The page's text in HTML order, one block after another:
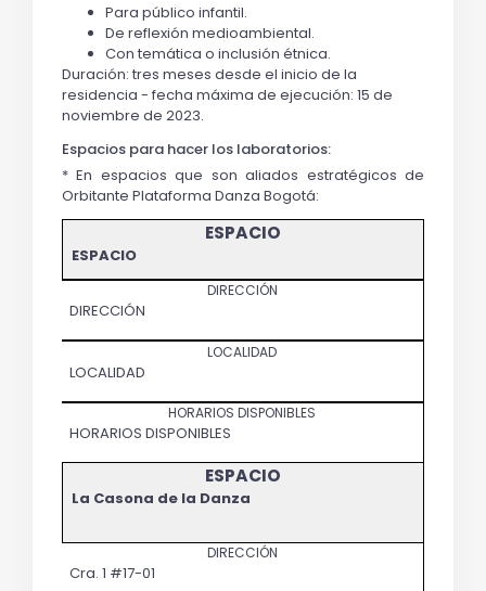
Para público infantil.
De reflexión medioambiental.
Con temática o inclusión étnica.
Duración: tres meses desde el inicio de la
residencia - fecha máxima de ejecución: 15 de
noviembre de 2023.
Espacios para hacer los laboratorios:
* En espacios que son aliados estratégicos de
Orbitante Plataforma Danza Bogotá:
ESPACIO
DIRECCIÓN
LOCALIDAD
HORARIOS DISPONIBLES
La Casona de la Danza
Cra. 1 #17-01